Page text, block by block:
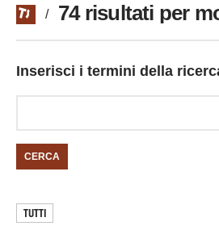
/ 74 risultati per
Inserisci i termini della
CERCA
TUTTI